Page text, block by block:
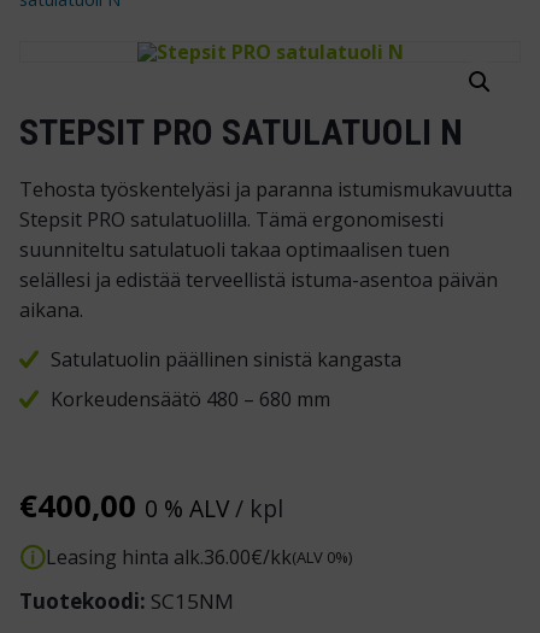
STEPSIT PRO SATULATUOLI N
Tehosta työskentelyäsi ja paranna istumismukavuutta
Stepsit PRO satulatuolilla. Tämä ergonomisesti
suunniteltu satulatuoli takaa optimaalisen tuen
selällesi ja edistää terveellistä istuma-asentoa päivän
aikana.
Satulatuolin päällinen sinistä kangasta
Korkeudensäätö 480 – 680 mm
€400,00 0 % ALV/ kpl
Leasing hinta alk.36.00€/kk(ALV 0%)
Tuotekoodi: SC15NM